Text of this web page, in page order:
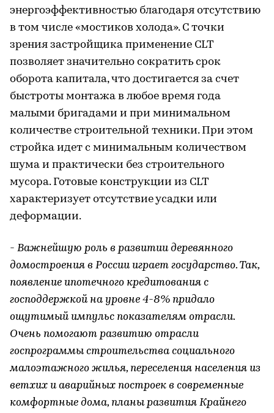
энергоэффективностью благодаря отсутствию
в том числе «мостиков холода». С точки
зрения застройщика применение CLT
позволяет значительно сократить срок
оборота капитала, что достигается за счет
быстроты монтажа в любое время года
малыми бригадами и при минимальном
количестве строительной техники. При этом
стройка идет с минимальным количеством
шума и практически без строительного
мусора. Готовые конструкции из CLT
характеризует отсутствие усадки или
деформации.
- Важнейшую роль в развитии деревянного
домостроения в России играет государство. Так,
появление ипотечного кредитования с
господдержкой на уровне 4-8% придало
ощутимый импульс показателям отрасли.
Очень помогают развитию отрасли
госпрограммы строительства социального
малоэтажного жилья, переселения населения из
ветхих и аварийных построек в современные
комфортные дома, планы развития Крайнего